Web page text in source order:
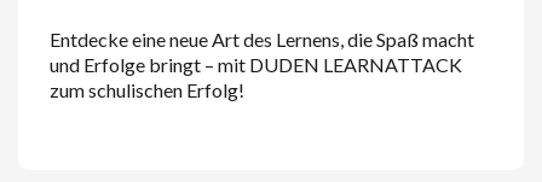
Entdecke eine neue Art des Lernens, die Spaß macht
und Erfolge bringt – mit DUDEN LEARNATTACK
zum schulischen Erfolg!